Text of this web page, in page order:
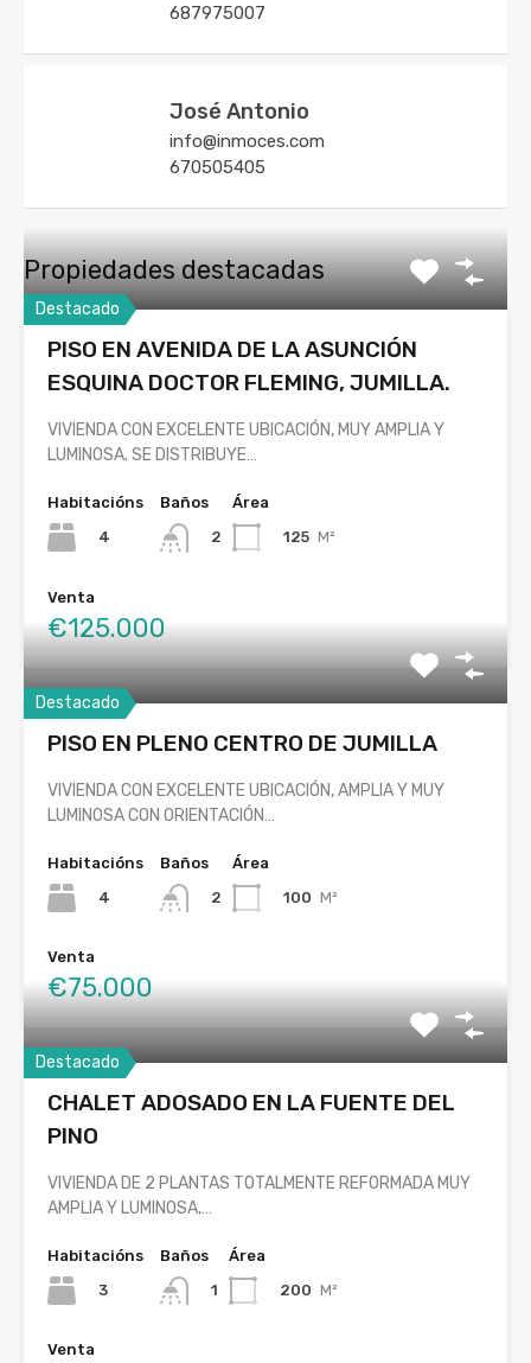
687975007
José Antonio
info@inmoces.com
670505405
Propiedades destacadas
Destacado
PISO EN AVENIDA DE LA ASUNCIÓN
ESQUINA DOCTOR FLEMING, JUMILLA.
VIVIENDA CON EXCELENTE UBICACIÓN, MUY AMPLIA Y
LUMINOSA. SE DISTRIBUYE…
Habitacións
4
Baños
2
Área
125 M²
Venta
€125.000
Destacado
PISO EN PLENO CENTRO DE JUMILLA
VIVIENDA CON EXCELENTE UBICACIÓN, AMPLIA Y MUY
LUMINOSA CON ORIENTACIÓN…
Habitacións
4
Baños
2
Área
100 M²
Venta
€75.000
Destacado
CHALET ADOSADO EN LA FUENTE DEL
PINO
VIVIENDA DE 2 PLANTAS TOTALMENTE REFORMADA MUY
AMPLIA Y LUMINOSA,…
Habitacións
3
Baños
1
Área
200 M²
Venta